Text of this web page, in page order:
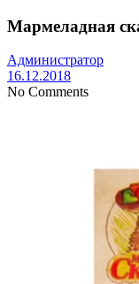
Мармеладная
Администратор
16.12.2018
No Comments